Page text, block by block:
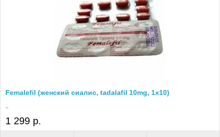
Femalefil (женский сиалис, tadalafil 10mg, 1x10)
..
1 299 р.